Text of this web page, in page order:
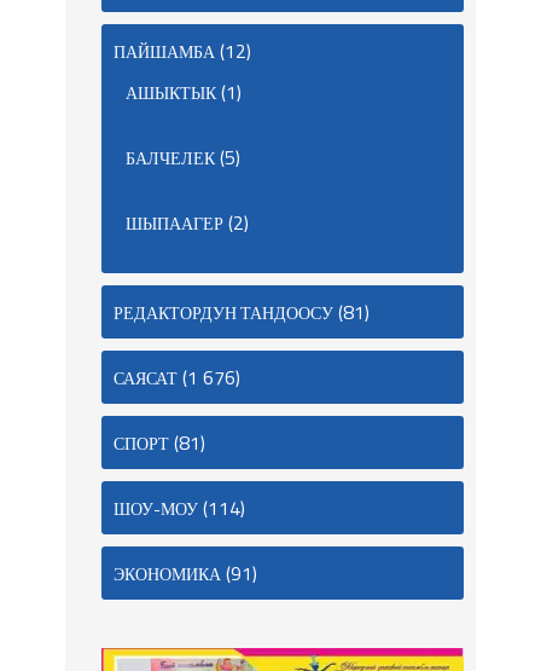
ПАЙШАМБА(12)
АШЫКТЫК(1)
БАЛЧЕЛЕК(5)
ШЫПААГЕР(2)
РЕДАКТОРДУН ТАНДООСУ(81)
САЯСАТ(1 676)
СПОРТ(81)
ШОУ-МОУ(114)
ЭКОНОМИКА(91)